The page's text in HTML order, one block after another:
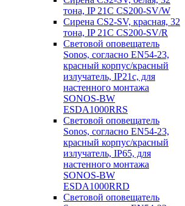
тона, IP 21C CS200-SV/W
Сирена CS2-SV, красная, 32
тона, IP 21C CS200-SV/R
Световой оповещатель
Sonos, согласно EN54-23,
красный корпус/красный
излучатель, IP21c, для
настенного монтажа
SONOS-BW
ESDA1000RRS
Световой оповещатель
Sonos, согласно EN54-23,
красный корпус/красный
излучатель, IP65, для
настенного монтажа
SONOS-BW
ESDA1000RRD
Световой оповещатель